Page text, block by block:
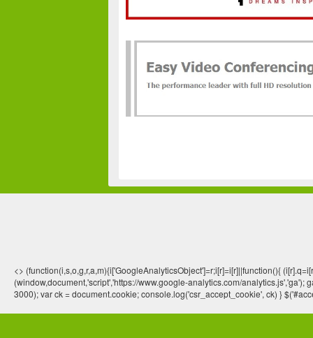
<> (function(i,s,o,g,r,a,m){i['GoogleAnalyticsObject']=r;i[r]=i[r]||function(){
(window,document,'script','https://www.google-analytics.com/
3000); var ck = document.cookie; console.log('csr_accept_cookie', ck) }